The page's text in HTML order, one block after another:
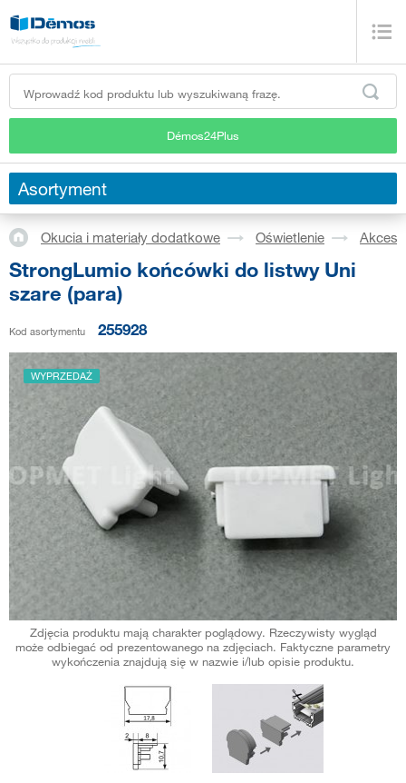
Démos24Plus
Asortyment
Okucia i materiały dodatkowe Oświetlenie
StrongLumio końcówki do listwy Uni
szare (para)
Kod asortymentu 255928
WYPRZEDAŻ
Zdjęcia produktu mają charakter poglądowy. Rzeczywisty wygląd
może odbiegać od prezentowanego na zdjęciach. Faktyczne parametry
wykończenia znajdują się w nazwie i/lub opisie produktu.